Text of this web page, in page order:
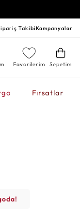
TakibiKampanyalar
Sepetim
Favorilerim
Fırsatlar